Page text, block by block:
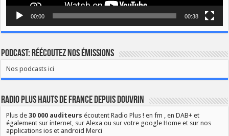
00:00 00:38
Podcast: Réécoutez nos émissions
Nos podcasts ici
Radio Plus Hauts de France depuis Douvrin
Plus de30 000 auditeurs écoutent Radio Plus ! en fm , en DAB+ et
également sur internet, sur Alexa ou sur votre google Home et sur nos
applications ios et android Merci